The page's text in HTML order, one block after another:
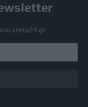
creta24.gr